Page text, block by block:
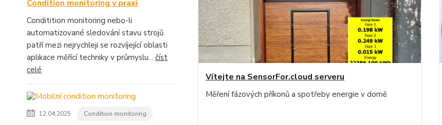
Condition monitoring v praxi
Conditition monitoring nebo-li
automatizované sledování stavu strojů
patří mezi nejrychleji se rozvíjející oblasti
aplikace měřící techniky v průmyslu... číst
celé
12.04.2025 Condition monitoring
Vítejte na SensorFor.cloud serveru
Měření fázových příkonů a spotřeby energie v domě